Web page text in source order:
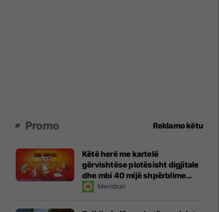
Promo Reklamo këtu
Këtë herë me kartelë
gërvishtëse plotësisht digjitale
dhe mbi 40 mijë shpërblime
instant!Meridian